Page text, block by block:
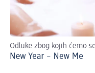
Odluke zbog kojih ćemo
New Year – New Me